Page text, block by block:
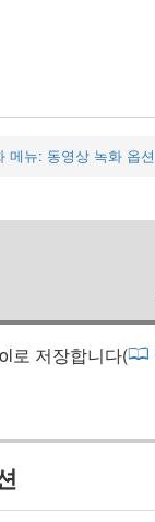
메뉴: 동영상 녹화 옵션
로 저장합니다(